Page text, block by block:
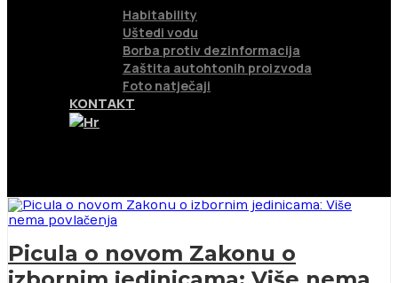
Habitability
Uštedi vodu
Borba protiv dezinformacija
Zaštita autohtonih proizvoda
Foto natječaji
KONTAKT
Picula o novom Zakonu o